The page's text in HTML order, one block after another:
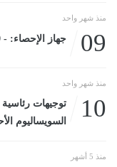
منذ شهر واحد
09 جهاز الإحصاء: - 0.9% معدل التضخم الشهرى لشهر يونيو 2026
منذ شهر واحد
10
توجيهات
السويساليوم الأحد، 28 يونيو 2026
منذ 5 أشهر